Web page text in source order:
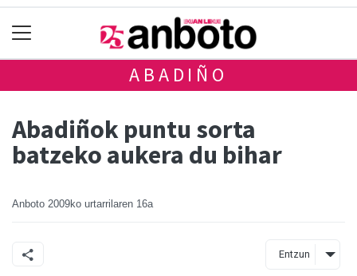
ABADIÑO
Abadiñok puntu sorta
batzeko aukera du bihar
Anboto 2009ko urtarrilaren 16a
Entzun